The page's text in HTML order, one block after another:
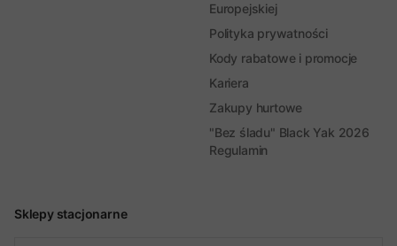
Sklepy stacjonarne
Europejskiej
Polityka prywatności
Kody rabatowe i promocje
Kariera
Zakupy hurtowe
"Bez śladu" Black Yak 2026
Regulamin